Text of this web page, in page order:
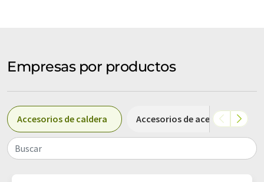
Empresas por productos
Accesorios de caldera Accesorios de acero inoxidable
Buscar